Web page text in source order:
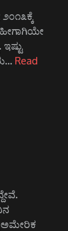
Read
ಅಮೇರಿಕ